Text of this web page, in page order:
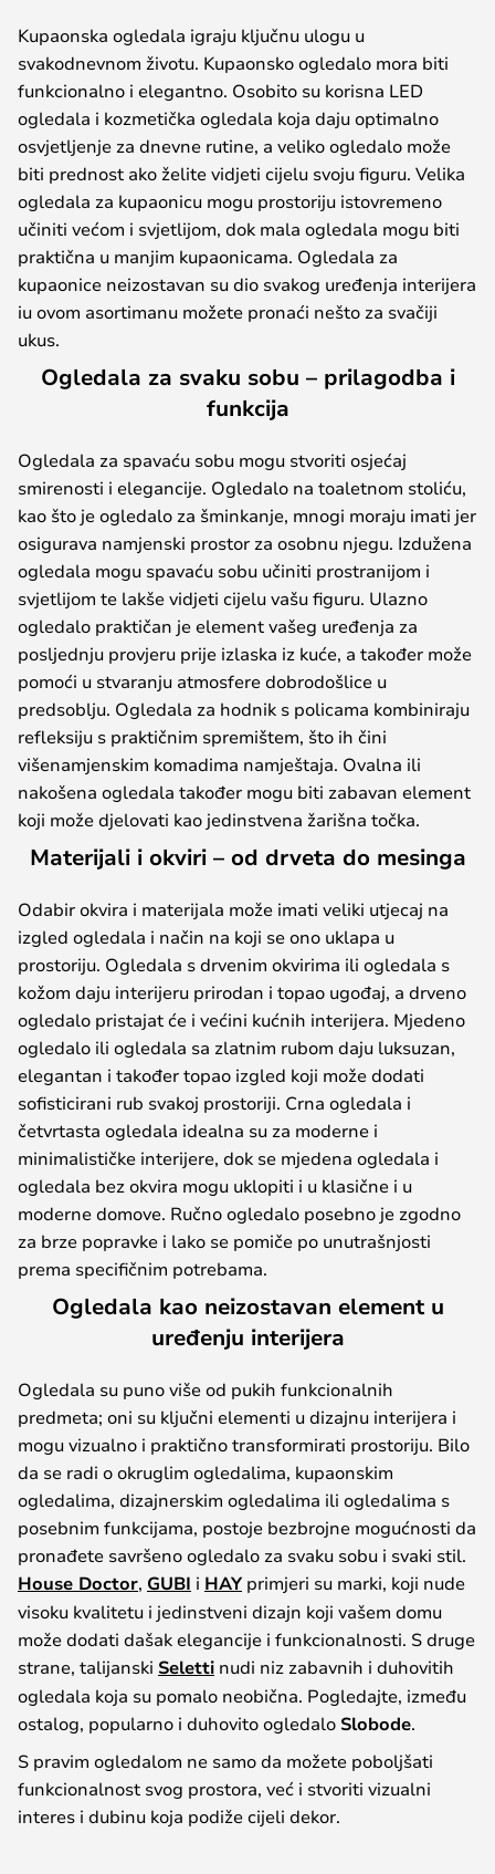
Kupaonska ogledala igraju ključnu ulogu u
svakodnevnom životu. Kupaonsko ogledalo mora biti
funkcionalno i elegantno. Osobito su korisna LED
ogledala i kozmetička ogledala koja daju optimalno
osvjetljenje za dnevne rutine, a veliko ogledalo može
biti prednost ako želite vidjeti cijelu svoju figuru. Velika
ogledala za kupaonicu mogu prostoriju istovremeno
učiniti većom i svjetlijom, dok mala ogledala mogu biti
praktična u manjim kupaonicama. Ogledala za
kupaonice neizostavan su dio svakog uređenja interijera
iu ovom asortimanu možete pronaći nešto za svačiji
ukus.
Ogledala za svaku sobu – prilagodba i
funkcija
Ogledala za spavaću sobu mogu stvoriti osjećaj
smirenosti i elegancije. Ogledalo na toaletnom stoliću,
kao što je ogledalo za šminkanje, mnogi moraju imati jer
osigurava namjenski prostor za osobnu njegu. Izdužena
ogledala mogu spavaću sobu učiniti prostranijom i
svjetlijom te lakše vidjeti cijelu vašu figuru. Ulazno
ogledalo praktičan je element vašeg uređenja za
posljednju provjeru prije izlaska iz kuće, a također može
pomoći u stvaranju atmosfere dobrodošlice u
predsoblju. Ogledala za hodnik s policama kombiniraju
refleksiju s praktičnim spremištem, što ih čini
višenamjenskim komadima namještaja. Ovalna ili
nakošena ogledala također mogu biti zabavan element
koji može djelovati kao jedinstvena žarišna točka.
Materijali i okviri – od drveta do mesinga
Odabir okvira i materijala može imati veliki utjecaj na
izgled ogledala i način na koji se ono uklapa u
prostoriju. Ogledala s drvenim okvirima ili ogledala s
kožom daju interijeru prirodan i topao ugođaj, a drveno
ogledalo pristajat će i većini kućnih interijera. Mjedeno
ogledalo ili ogledala sa zlatnim rubom daju luksuzan,
elegantan i također topao izgled koji može dodati
sofisticirani rub svakoj prostoriji. Crna ogledala i
četvrtasta ogledala idealna su za moderne i
minimalističke interijere, dok se mjedena ogledala i
ogledala bez okvira mogu uklopiti i u klasične i u
moderne domove. Ručno ogledalo posebno je zgodno
za brze popravke i lako se pomiče po unutrašnjosti
prema specifičnim potrebama.
Ogledala kao neizostavan element u
uređenju interijera
Ogledala su puno više od pukih funkcionalnih
predmeta; oni su ključni elementi u dizajnu interijera i
mogu vizualno i praktično transformirati prostoriju. Bilo
da se radi o okruglim ogledalima, kupaonskim
ogledalima, dizajnerskim ogledalima ili ogledalima s
posebnim funkcijama, postoje bezbrojne mogućnosti da
pronađete savršeno ogledalo za svaku sobu i svaki stil.
House Doctor, GUBI i HAY primjeri su marki, koji nude
visoku kvalitetu i jedinstveni dizajn koji vašem domu
može dodati dašak elegancije i funkcionalnosti. S druge
strane, talijanski Seletti nudi niz zabavnih i duhovitih
ogledala koja su pomalo neobična. Pogledajte, između
ostalog, popularno i duhovito ogledalo Slobode.
S pravim ogledalom ne samo da možete poboljšati
funkcionalnost svog prostora, već i stvoriti vizualni
interes i dubinu koja podiže cijeli dekor.